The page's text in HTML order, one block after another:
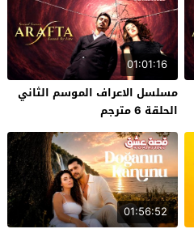
01:01:16
مسلسل الاعراف الموسم الثاني
الحلقة 6 مترجم
01:56:52